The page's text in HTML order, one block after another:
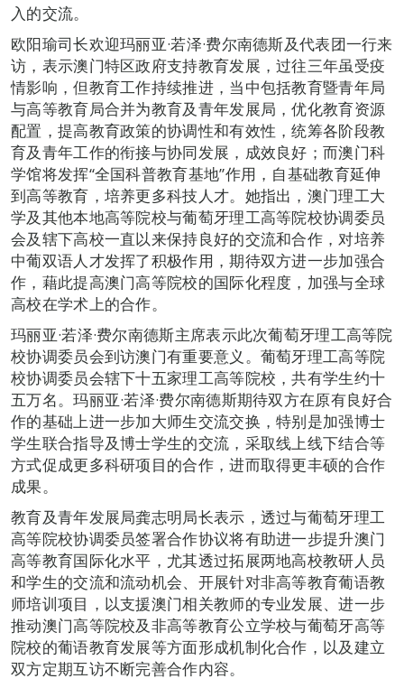
入的交流。
欧阳瑜司长欢迎玛丽亚·若泽·费尔南德斯及代表团一行来
访，表示澳门特区政府支持教育发展，过往三年虽受疫
情影响，但教育工作持续推进，当中包括教育暨青年局
与高等教育局合并为教育及青年发展局，优化教育资源
配置，提高教育政策的协调性和有效性，统筹各阶段教
育及青年工作的衔接与协同发展，成效良好；而澳门科
学馆将发挥“全国科普教育基地”作用，自基础教育延伸
到高等教育，培养更多科技人才。她指出，澳门理工大
学及其他本地高等院校与葡萄牙理工高等院校协调委员
会及辖下高校一直以来保持良好的交流和合作，对培养
中葡双语人才发挥了积极作用，期待双方进一步加强合
作，藉此提高澳门高等院校的国际化程度，加强与全球
高校在学术上的合作。
玛丽亚·若泽·费尔南德斯主席表示此次葡萄牙理工高等院
校协调委员会到访澳门有重要意义。葡萄牙理工高等院
校协调委员会辖下十五家理工高等院校，共有学生约十
五万名。玛丽亚·若泽·费尔南德斯期待双方在原有良好合
作的基础上进一步加大师生交流交换，特别是加强博士
学生联合指导及博士学生的交流，采取线上线下结合等
方式促成更多科研项目的合作，进而取得更丰硕的合作
成果。
教育及青年发展局龚志明局长表示，透过与葡萄牙理工
高等院校协调委员签署合作协议将有助进一步提升澳门
高等教育国际化水平，尤其透过拓展两地高校教研人员
和学生的交流和流动机会、开展针对非高等教育葡语教
师培训项目，以支援澳门相关教师的专业发展、进一步
推动澳门高等院校及非高等教育公立学校与葡萄牙高等
院校的葡语教育发展等方面形成机制化合作，以及建立
双方定期互访不断完善合作内容。